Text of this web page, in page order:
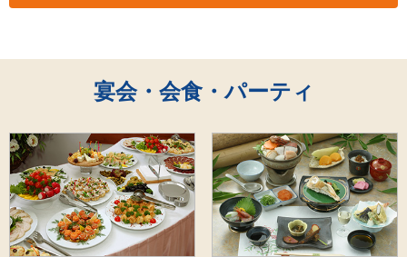
宴会・会食・パーティ